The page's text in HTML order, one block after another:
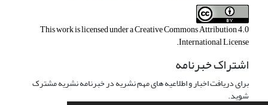
This work is licensed under aCreative Commons Attribution 4.0
International License
.
اشتراک خبرنامه
برای دریافت اخبار و اطلاعیه های مهم نشریه در خبرنامه نشریه مشترک
شوید.